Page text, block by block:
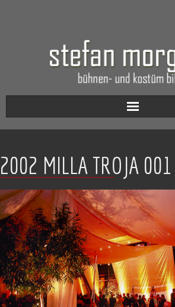
Aktuell
Werkverzeichnis
Biografie
Kontakt
2002 MILLA TROJA 001